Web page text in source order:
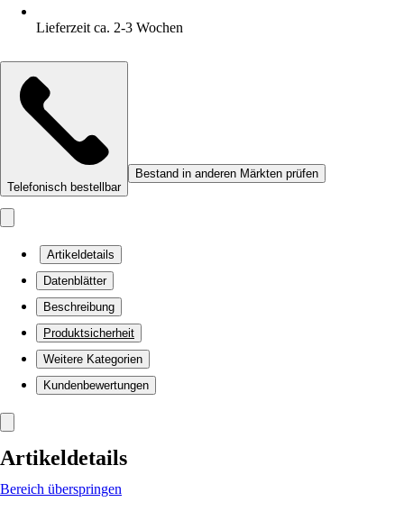
Lieferzeit ca. 2-3 Wochen
Telefonisch bestellbar
Bestand in anderen Märkten prüfen
Artikeldetails
Datenblätter
Beschreibung
Produktsicherheit
Weitere Kategorien
Kundenbewertungen
Artikeldetails
Bereich überspringen